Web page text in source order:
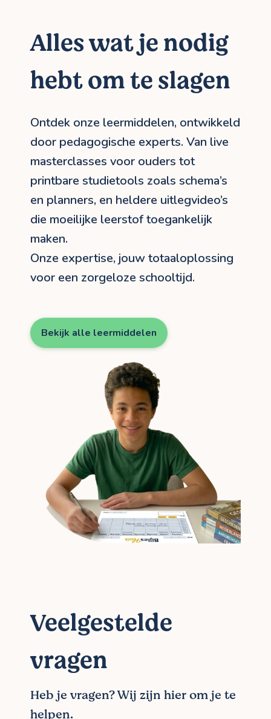
Alles wat je nodig
hebt om te slagen
Ontdek onze leermiddelen, ontwikkeld
door pedagogische experts. Van live
masterclasses voor ouders tot
printbare studietools zoals schema’s
en planners, en heldere uitlegvideo’s
die moeilijke leerstof toegankelijk
maken.
Onze expertise, jouw totaaloplossing
voor een zorgeloze schooltijd.
Bekijk alle leermiddelen
Veelgestelde
vragen
Heb je vragen? Wij zijn hier om je te
helpen.